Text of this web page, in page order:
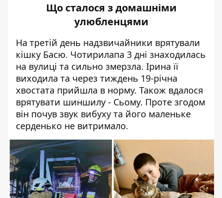
Що сталося з домашніми
улюбленцями
На третій день надзвичайники врятували
кішку Басю. Чотирилапа 3 дні знаходилась
на вулиці та сильно змерзла. Ірина її
виходила та через тиждень 19-річна
хвостата прийшла в норму. Також вдалося
врятувати шиншилу - Сьому. Проте згодом
він почув звук вибуху та його маленьке
серденько не витримало.